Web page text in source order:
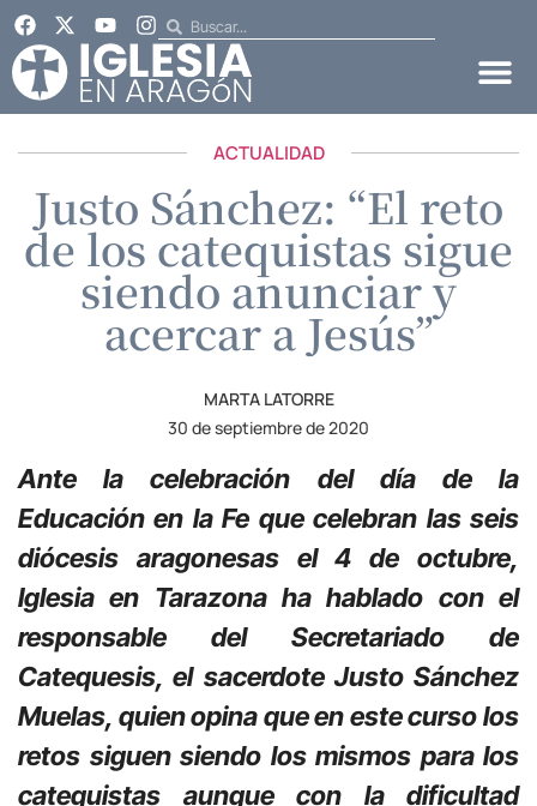
ACTUALIDAD
Justo Sánchez: “El reto
de los catequistas sigue
siendo anunciar y
acercar a Jesús”
MARTA LATORRE
30 de septiembre de 2020
Ante la celebración del día de la
Educación en la Fe que celebran las seis
diócesis aragonesas el 4 de octubre,
Iglesia en Tarazona ha hablado con el
responsable del Secretariado de
Catequesis, el sacerdote Justo Sánchez
Muelas, quien opina que en este curso los
retos siguen siendo los mismos para los
catequistas aunque con la dificultad